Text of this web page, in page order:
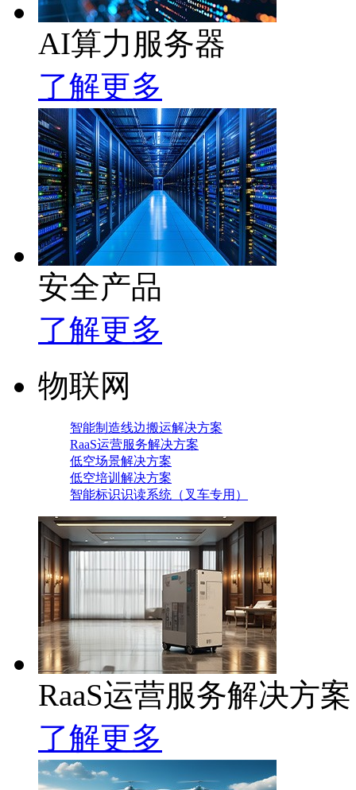
AI算力服务器
了解更多
安全产品
了解更多
物联网
智能制造线边搬运解决方案
RaaS运营服务解决方案
低空场景解决方案
低空培训解决方案
智能标识识读系统（叉车专用）
RaaS运营服务解决方案
了解更多